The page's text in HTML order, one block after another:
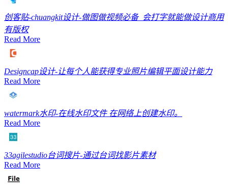
创客贴-chuangkit设计-做图做视频必备_会打字就能做设计商用
有版权
Read More
Designcap设计-让每个人能获得专业照片编辑平面设计能力
Read More
watermark水印-在线水印文件 在网络上创建水印。
Read More
33agilestudio台词搜片-通过台词找影片素材
Read More